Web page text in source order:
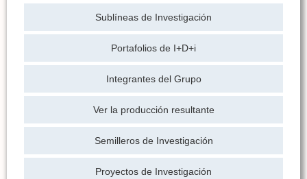
Sublíneas de Investigación
Portafolios de I+D+i
Integrantes del Grupo
Ver la producción resultante
Semilleros de Investigación
Proyectos de Investigación